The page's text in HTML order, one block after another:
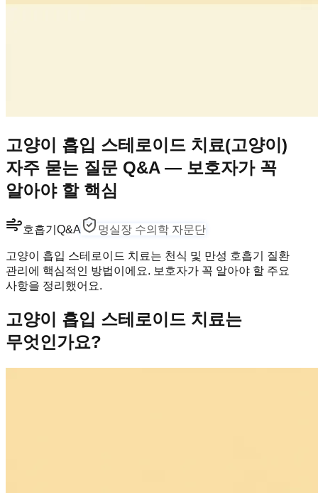
고양이 흡입 스테로이드 치료(고양이)
자주 묻는 질문 Q&A — 보호자가 꼭
알아야 할 핵심
호흡기 Q&A 멍실장 수의학 자문단
고양이 흡입 스테로이드 치료는 천식 및 만성 호흡기 질환
관리에 핵심적인 방법이에요. 보호자가 꼭 알아야 할 주요
사항을 정리했어요.
고양이 흡입 스테로이드 치료는
무엇인가요?